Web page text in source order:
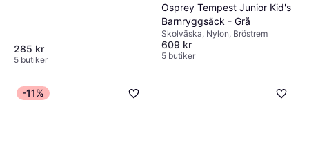
285 kr
5 butiker
Osprey Tempest Junior Kid's
Barnryggsäck - Grå
Skolväska, Nylon, Bröstrem
609 kr
5 butiker
-11%